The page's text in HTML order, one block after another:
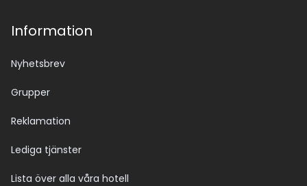
Information
Nyhetsbrev
Grupper
Reklamation
Lediga tjänster
Lista över alla våra hotell